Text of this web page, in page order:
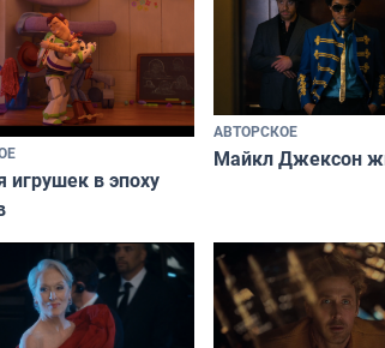
игрушек в эпоху
АВТОРСКОЕ
Майкл Джексон